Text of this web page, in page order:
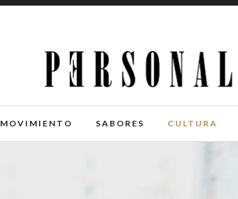
MOVIMIENTO SABORES CULTURA